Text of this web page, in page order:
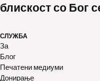
блискост со Бог
СЛУЖБА
За
Блог
Печатени медиуми
Донирање